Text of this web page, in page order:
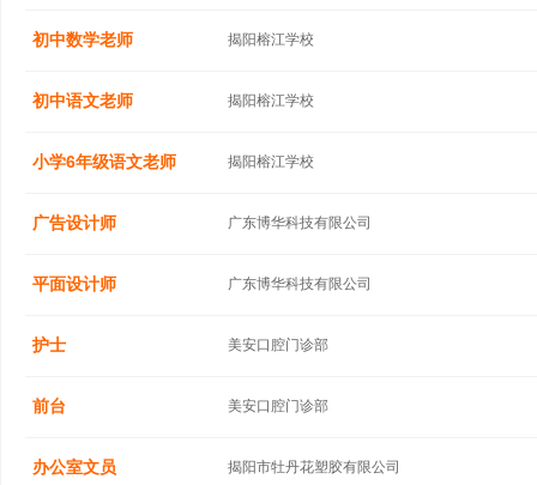
初中数学老师 揭阳榕江学校
初中语文老师 揭阳榕江学校
小学6年级语文老师 揭阳榕江学校
广告设计师 广东博华科技有限公司
平面设计师 广东博华科技有限公司
护士 美安口腔门诊部
前台 美安口腔门诊部
办公室文员 揭阳市牡丹花塑胶有限公司